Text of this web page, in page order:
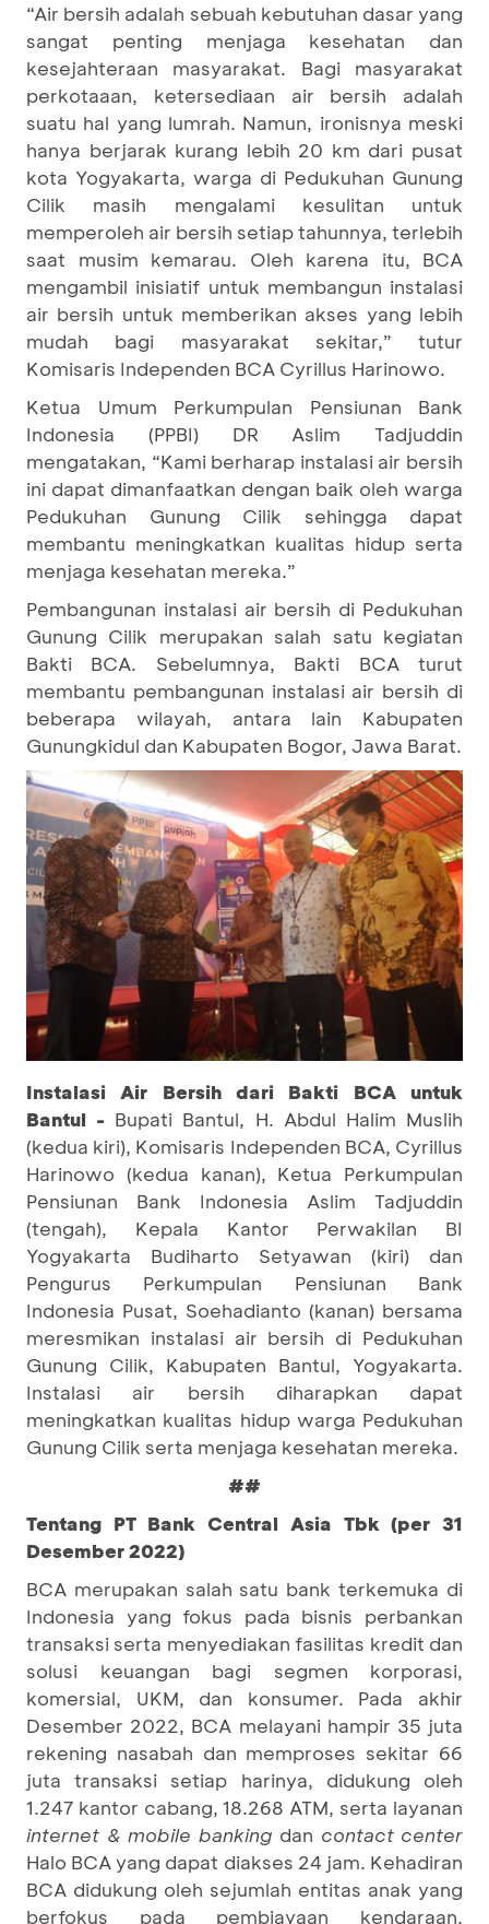
“Air bersih adalah sebuah kebutuhan dasar yang
sangat penting menjaga kesehatan dan
kesejahteraan masyarakat. Bagi masyarakat
perkotaaan, ketersediaan air bersih adalah
suatu hal yang lumrah. Namun, ironisnya meski
hanya berjarak kurang lebih 20 km dari pusat
kota Yogyakarta, warga di Pedukuhan Gunung
Cilik masih mengalami kesulitan untuk
memperoleh air bersih setiap tahunnya, terlebih
saat musim kemarau. Oleh karena itu, BCA
mengambil inisiatif untuk membangun instalasi
air bersih untuk memberikan akses yang lebih
mudah bagi masyarakat sekitar,” tutur
Komisaris Independen BCA Cyrillus Harinowo.
Ketua Umum Perkumpulan Pensiunan Bank
Indonesia (PPBI) DR Aslim Tadjuddin
mengatakan, “Kami berharap instalasi air bersih
ini dapat dimanfaatkan dengan baik oleh warga
Pedukuhan Gunung Cilik sehingga dapat
membantu meningkatkan kualitas hidup serta
menjaga kesehatan mereka.”
Pembangunan instalasi air bersih di Pedukuhan
Gunung Cilik merupakan salah satu kegiatan
Bakti BCA. Sebelumnya, Bakti BCA turut
membantu pembangunan instalasi air bersih di
beberapa wilayah, antara lain Kabupaten
Gunungkidul dan Kabupaten Bogor, Jawa Barat.
Instalasi Air Bersih dari Bakti BCA untuk
Bantul - Bupati Bantul, H. Abdul Halim Muslih
(kedua kiri), Komisaris Independen BCA, Cyrillus
Harinowo (kedua kanan), Ketua Perkumpulan
Pensiunan Bank Indonesia Aslim Tadjuddin
(tengah), Kepala Kantor Perwakilan BI
Yogyakarta Budiharto Setyawan (kiri) dan
Pengurus Perkumpulan Pensiunan Bank
Indonesia Pusat, Soehadianto (kanan) bersama
meresmikan instalasi air bersih di Pedukuhan
Gunung Cilik, Kabupaten Bantul, Yogyakarta.
Instalasi air bersih diharapkan dapat
meningkatkan kualitas hidup warga Pedukuhan
Gunung Cilik serta menjaga kesehatan mereka.
##
Tentang PT Bank Central Asia Tbk (per 31
Desember 2022)
BCA merupakan salah satu bank terkemuka di
Indonesia yang fokus pada bisnis perbankan
transaksi serta menyediakan fasilitas kredit dan
solusi keuangan bagi segmen korporasi,
komersial, UKM, dan konsumer. Pada akhir
Desember 2022, BCA melayani hampir 35 juta
rekening nasabah dan memproses sekitar 66
juta transaksi setiap harinya, didukung oleh
1.247 kantor cabang, 18.268 ATM, serta layanan
internet & mobile banking dan contact center
Halo BCA yang dapat diakses 24 jam. Kehadiran
BCA didukung oleh sejumlah entitas anak yang
berfokus pada pembiayaan kendaraan,